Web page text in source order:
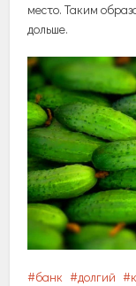
место. Таким
дольше.
банк долгий